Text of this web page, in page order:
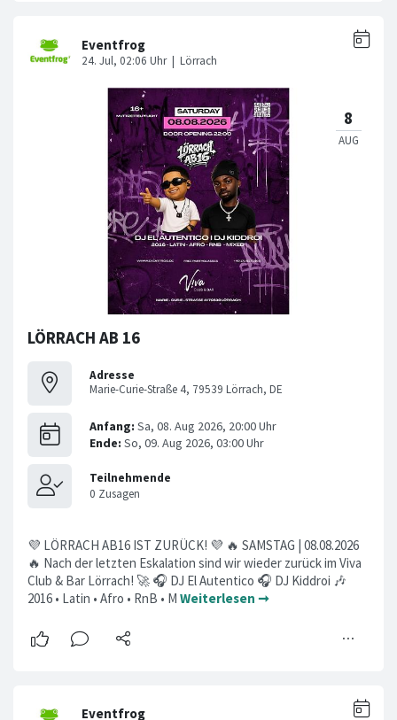
LÖRRACH AB 16
Adresse
Marie-Curie-Straße 4, 79539 Lörrach, DE
💜 LÖRRACH AB16 IST ZURÜCK! 💜 🔥 SAMSTAG | 08.08.2026
🔥 Nach der letzten Eskalation sind wir wieder zurück im Viva
Club & Bar Lörrach! 🚀 🎧 DJ El Autentico 🎧 DJ Kiddroi 🎶
2016 • Latin • Afro • RnB • M Weiterlesen ➞